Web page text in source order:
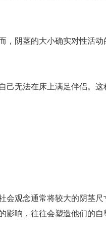
，阴茎的大小确实对性活动
己无法在床上满足伴侣。
会观念通常将较大的阴茎
响，往往会塑造他们的自